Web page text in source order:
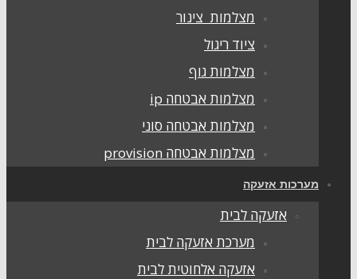
מצלמות צינור
ציוד ריגול
מצלמות גוף
מצלמות אבטחה ip
מצלמות אבטחה סוני
מצלמות אבטחה provision
מערכות אזעקה
אזעקה לבית
מערכת אזעקה לבית
אזעקה אלחוטית לבית